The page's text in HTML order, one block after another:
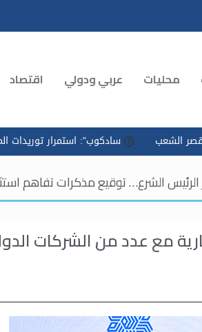
محليات عربي ودولي اقتصاد
سادكوب": استمرار توريدات المشتقات
الشرع… توقيع مذكرات تفاهم استثمارية
مع عدد من الشركات